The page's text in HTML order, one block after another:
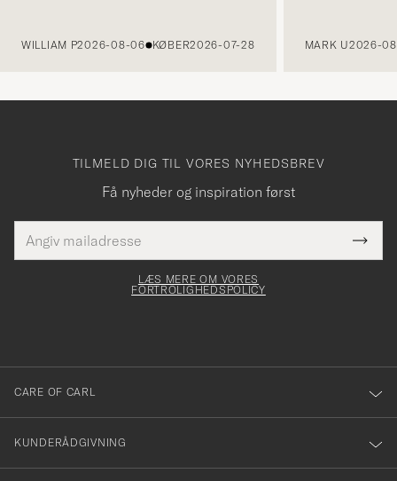
WILLIAM P2026-08-06 KØBER2026-07-28 MARK U2026-
TILMELD DIG TIL VORES NYHEDSBREV
Få nyheder og inspiration først
mailadresse
skal
Tack
för
dig
till
vårt
nyhetsbrev!
LÆS MERE OM VORES
FORTROLIGHEDSPOLICY
CARE OF CARL
KUNDERÅDGIVNING